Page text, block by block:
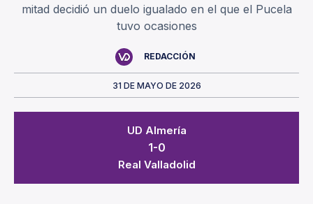
mitad decidió un duelo igualado en el que el Pucela
tuvo ocasiones
REDACCIÓN
31 DE MAYO DE 2026
UD Almería
1-0
Real Valladolid